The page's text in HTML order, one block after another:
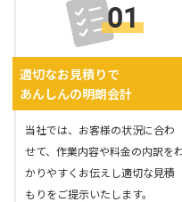
適切なお見積りで
あんしんの明朗会計
当社では、お客様の状況に合わ
せて、作業内容や料金の内訳を
かりやすくお伝えし適切な見積
もりをご提示いたします。